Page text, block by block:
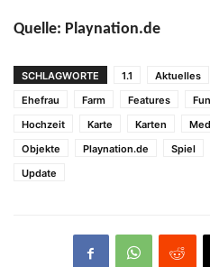
Quelle: Playnation.de
SCHLAGWORTE 1.1 Aktuelles
Ehefrau
Farm Features
Hochzeit
Karte Karten
Objekte
Playnation.de Spiel
Update